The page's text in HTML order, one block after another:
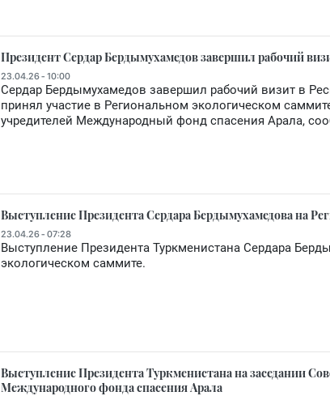
Президент Сердар Бердымухамедов завершил рабочий
23.04.26 - 10:00
Сердар Бердымухамедов завершил рабочий визит в
принял участие в Региональном экологическом
учредителей Международный фонд спасения Арала,
Выступление Президента Сердара Бердымухамедова на
23.04.26 - 07:28
Выступление Президента Туркменистана Сердара
экологическом саммите.
Выступление Президента Туркменистана на заседании
Международного фонда спасения Арала